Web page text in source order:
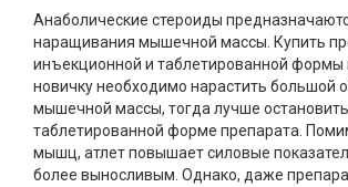
Анаболические стероиды
наращивания мышечной массы. Купить
инъекционной и таблетированной формы
новичку необходимо нарастить большой
мышечной массы, тогда лучше
таблетированной форме препарата.
мышц, атлет повышает силовые
более выносливым. Однако, даже